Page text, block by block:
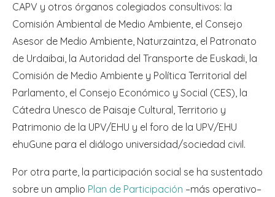
CAPV y otros órganos colegiados consultivos: la
Comisión Ambiental de Medio Ambiente, el Consejo
Asesor de Medio Ambiente, Naturzaintza, el Patronato
de Urdaibai, la Autoridad del Transporte de Euskadi, la
Comisión de Medio Ambiente y Política Territorial del
Parlamento, el Consejo Económico y Social (CES), la
Cátedra Unesco de Paisaje Cultural, Territorio y
Patrimonio de la UPV/EHU y el foro de la UPV/EHU
ehuGune para el diálogo universidad/sociedad civil.
Por otra parte, la participación social se ha sustentado
sobre un amplio Plan de Participación –más operativo–